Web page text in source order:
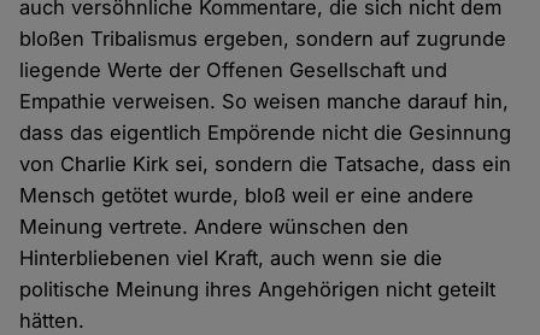
auch versöhnliche Kommentare, die sich nicht dem
bloßen Tribalismus ergeben, sondern auf zugrunde
liegende Werte der Offenen Gesellschaft und
Empathie verweisen. So weisen manche darauf hin,
dass das eigentlich Empörende nicht die Gesinnung
von Charlie Kirk sei, sondern die Tatsache, dass ein
Mensch getötet wurde, bloß weil er eine andere
Meinung vertrete. Andere wünschen den
Hinterbliebenen viel Kraft, auch wenn sie die
politische Meinung ihres Angehörigen nicht geteilt
hätten.